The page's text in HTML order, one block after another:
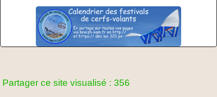
Partager ce site visualisé : 356